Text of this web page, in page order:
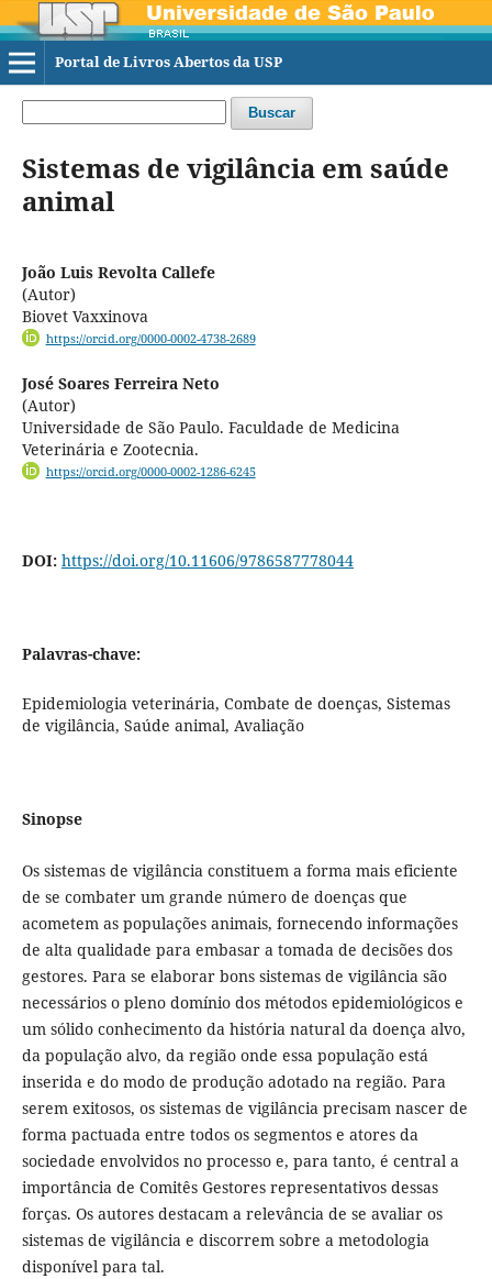
Portal de Livros Abertos da USP
Buscar
Sistemas de vigilância em saúde
animal
João Luis Revolta Callefe
(Autor)
Biovet Vaxxinova
https://orcid.org/0000-0002-4738-2689
José Soares Ferreira Neto
(Autor)
Universidade de São Paulo. Faculdade de Medicina
Veterinária e Zootecnia.
https://orcid.org/0000-0002-1286-6245
DOI: https://doi.org/10.11606/9786587778044
Palavras-chave:
Epidemiologia veterinária, Combate de doenças, Sistemas
de vigilância, Saúde animal, Avaliação
Sinopse
Os sistemas de vigilância constituem a forma mais eficiente
de se combater um grande número de doenças que
acometem as populações animais, fornecendo informações
de alta qualidade para embasar a tomada de decisões dos
gestores. Para se elaborar bons sistemas de vigilância são
necessários o pleno domínio dos métodos epidemiológicos e
um sólido conhecimento da história natural da doença alvo,
da população alvo, da região onde essa população está
inserida e do modo de produção adotado na região. Para
serem exitosos, os sistemas de vigilância precisam nascer de
forma pactuada entre todos os segmentos e atores da
sociedade envolvidos no processo e, para tanto, é central a
importância de Comitês Gestores representativos dessas
forças. Os autores destacam a relevância de se avaliar os
sistemas de vigilância e discorrem sobre a metodologia
disponível para tal.